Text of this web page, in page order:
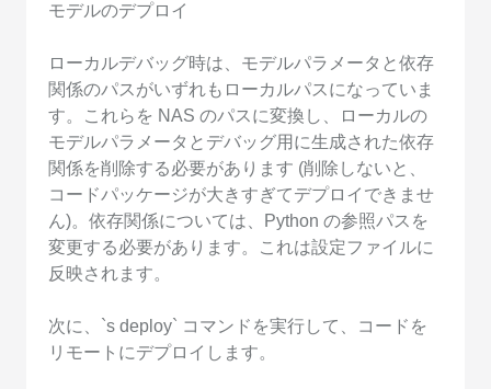
モデルのデプロイ
ローカルデバッグ時は、モデルパラメータと依存
関係のパスがいずれもローカルパスになっていま
す。これらを NAS のパスに変換し、ローカルの
モデルパラメータとデバッグ用に生成された依存
関係を削除する必要があります (削除しないと、
コードパッケージが大きすぎてデプロイできませ
ん)。依存関係については、Python の参照パスを
変更する必要があります。これは設定ファイルに
反映されます。
次に、`s deploy` コマンドを実行して、コードを
リモートにデプロイします。